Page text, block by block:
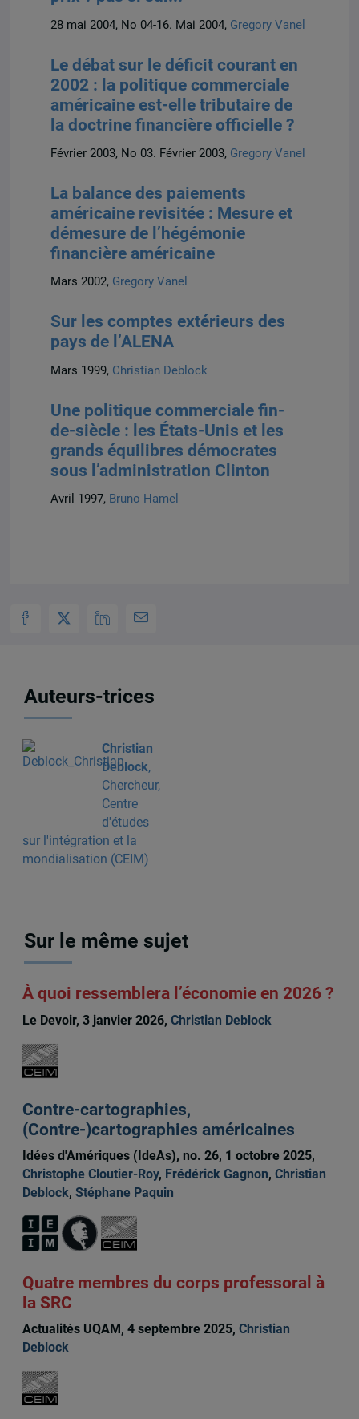
28 mai 2004, No 04-16. Mai 2004, Gregory Vanel
Le débat sur le déficit courant en
2002 : la politique commerciale
américaine est-elle tributaire de
la doctrine financière officielle ?
Février 2003, No 03. Février 2003, Gregory Vanel
La balance des paiements
américaine revisitée : Mesure et
démesure de l’hégémonie
financière américaine
Mars 2002, Gregory Vanel
Sur les comptes extérieurs des
pays de l’ALENA
Mars 1999, Christian Deblock
Une politique commerciale fin-
de-siècle : les États-Unis et les
grands équilibres démocrates
sous l’administration Clinton
Avril 1997, Bruno Hamel
Auteurs-trices
Christian
Deblock,
Chercheur,
Centre
d'études
sur l'intégration et la
mondialisation (CEIM)
Sur le même sujet
À quoi ressemblera l’économie en 2026 ?
Le Devoir, 3 janvier 2026, Christian Deblock
Contre-cartographies,
(Contre-)cartographies américaines
Idées d'Amériques (IdeAs), no. 26, 1 octobre 2025,
Christophe Cloutier-Roy, Frédérick Gagnon, Christian
Deblock, Stéphane Paquin
Quatre membres du corps professoral à
la SRC
Actualités UQAM, 4 septembre 2025, Christian
Deblock